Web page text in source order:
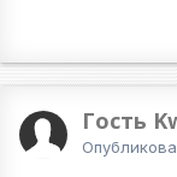
Гость